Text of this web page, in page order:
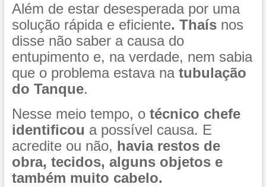
Além de estar desesperada por uma
solução rápida e eficiente. Thaísnos
disse não saber a causa do
entupimento e, na verdade, nem sabia
que o problema estava na tubulação
do Tanque.
Nesse meio tempo, o técnico chefe
identificou a possível causa. E
acredite ou não, havia restos de
obra, tecidos, alguns objetos e
também muito cabelo.